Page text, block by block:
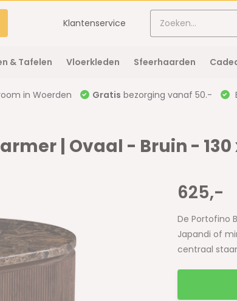
Klantenservice
& Tafelen Vloerkleden Sfeerhaarden
in Woerden Gratis bezorging vanaf 50.-
| Ovaal - Bruin - 130
625,-
De Portofino
Japandi of
centraal